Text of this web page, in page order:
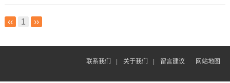
‹‹ 1 ››
联系我们 关于我们 留言建议 网站地图